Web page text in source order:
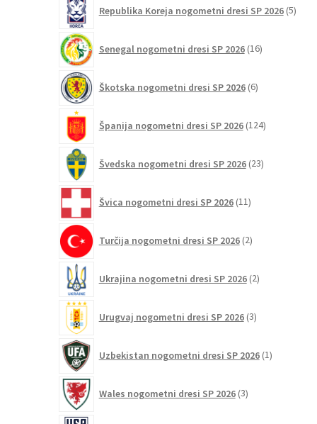
Republika Koreja nogometni dresi SP 2026 5
Senegal nogometni dresi SP 2026 16izdelkov
Škotska nogometni dresi SP 2026 6izdelkov
Španija nogometni dresi SP 2026 124izdelkov
Švedska nogometni dresi SP 2026 23izdelkov
Švica nogometni dresi SP 2026 11izdelkov
Turčija nogometni dresi SP 2026 2izdelka
Ukrajina nogometni dresi SP 2026 2izdelka
Urugvaj nogometni dresi SP 2026 3izdelki
Uzbekistan nogometni dresi SP 2026 1izdelek
Wales nogometni dresi SP 2026 3izdelki